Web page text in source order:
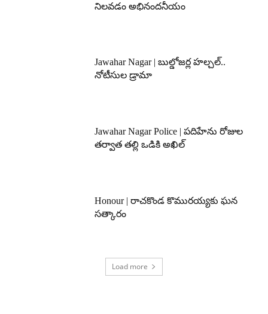
నిలవడం అభినందనీయం
Jawahar Nagar | బుల్డోజర్ల హల్చల్..
నోటీసుల డ్రామా
Jawahar Nagar Police | పదిహేను రోజుల
తర్వాత తల్లి ఒడికి అఖిల్
Honour | రాచకొండ కొమురయ్యకు ఘన
సత్కారం
Load more